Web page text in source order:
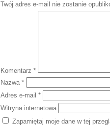
Twój adres e-mail nie zostanie
Komentarz *
Nazwa *
Adres e-mail *
Witryna internetowa
Zapamiętaj moje dane w tej